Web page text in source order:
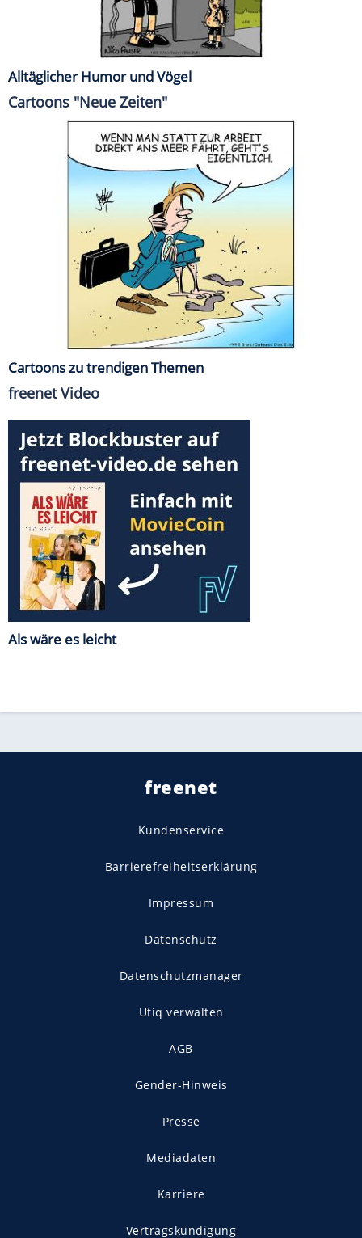
Alltäglicher Humor und Vögel
Cartoons "Neue Zeiten"
Cartoons zu trendigen Themen
freenet Video
Als wäre es leicht
freenet
Kundenservice
Barrierefreiheitserklärung
Impressum
Datenschutz
Datenschutzmanager
Utiq verwalten
AGB
Gender-Hinweis
Presse
Mediadaten
Karriere
Vertragskündigung